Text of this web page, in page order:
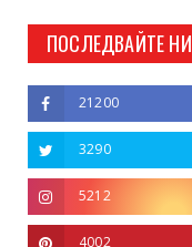
ПОСЛЕДВАЙТЕ НИ
21200
3290
5212
4002